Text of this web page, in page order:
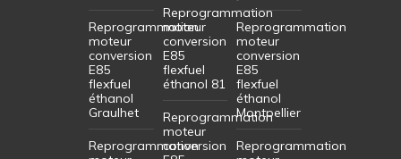
Reprogrammation
moteur
conversion
E85
flexfuel
éthanol
Graulhet
Reprogrammation
Reprogrammation
moteur
conversion
E85
flexfuel
éthanol 81
Reprogrammation
moteur
conversion
Reprogrammation
moteur
conversion
E85
flexfuel
éthanol
Montpellier
Reprogrammation